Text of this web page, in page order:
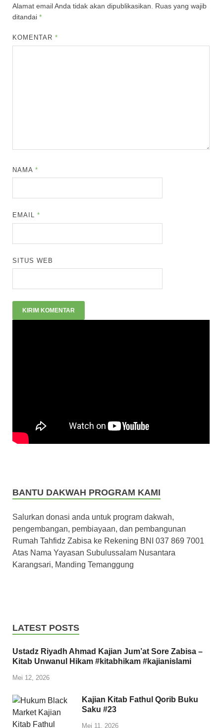
Alamat email Anda tidak akan dipublikasikan.
Ruas yang wajib
ditandai *
KOMENTAR*
NAMA*
EMAIL*
SITUS WEB
BANTU DAKWAH PROGRAM KAMI
Salurkan donasi anda untuk program dakwah,
pengembangan, pembiayaan, dan pembangunan
Rumah Tahfidz Zabisa ke Rekening BNI 037 869 7001
Atas Nama Yayasan Subulussalam Nusantara
Karangsari, Manding Temanggung
LATEST POSTS
Ustadz Riyadh Ahmad Kajian Jum’at Sore Zabisa –
Kitab Unwanul Hikam #kitabhikam #kajianislami
Mei 12, 2026
Kajian Kitab Fathul Qorib Buku
Saku #23
Mei 11, 2026